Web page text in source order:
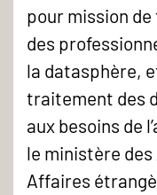
pour mission
des
la datasphère,
traitement des
aux besoins de
le ministère
Affaires